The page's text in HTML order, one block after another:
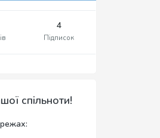
4
Підписок
спільноти!